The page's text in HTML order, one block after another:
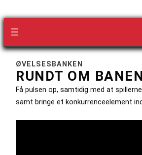
ØVELSESBANKEN
RUNDT OM BANEN
Få pulsen op, samtidig med at
samt bringe et konkurrenceelement